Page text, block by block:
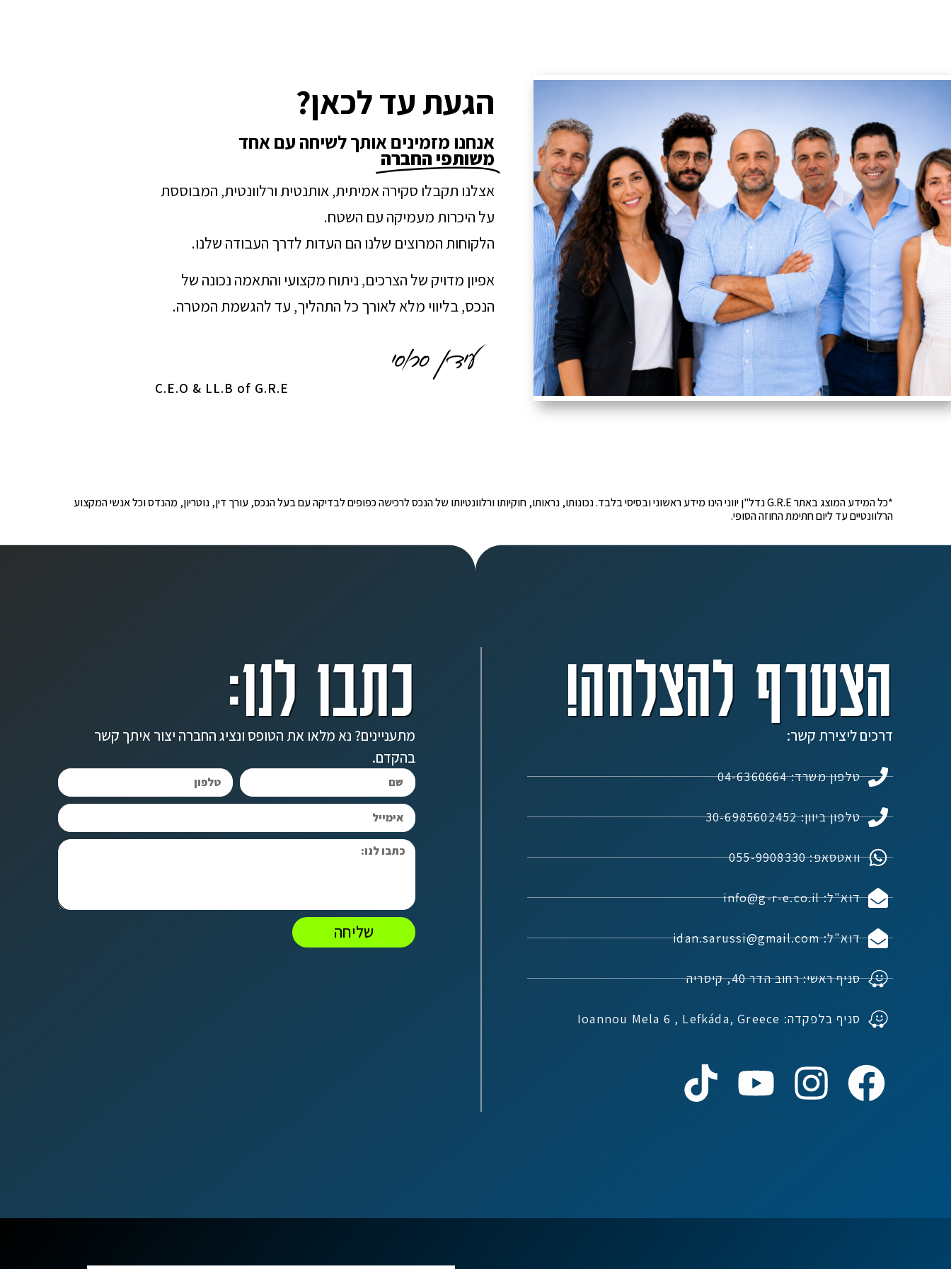
הגעת עד לכאן?
אנחנו מזמינים אותך לשיחה עם אחד
משותפי החברה
אצלנו תקבלו סקירה אמיתית, אותנטית ורלוונטית, המבוססת
על היכרות מעמיקה עם השטח.
הלקוחות המרוצים שלנו הם העדות לדרך העבודה שלנו.
אפיון מדויק של הצרכים, ניתוח מקצועי והתאמה נכונה של
הנכס, בליווי מלא לאורך כל התהליך, עד להגשמת המטרה.
C.E.O & LL.B of G.R.E
*כל המידע המוצג באתר G.R.E נדל"ן יווני הינו מידע ראשוני ובסיסי בלבד. נכונותו, נראותו, חוקיותו ורלוונטיותו של הנכס לרכישה כפופים לבדיקה עם בעל הנכס, עורך דין, נוטריון, מהנדס וכל אנשי המקצוע
הרלוונטיים עד ליום חתימת החוזה הסופי.
הצטרף להצלחה!
דרכים ליצירת קשר:
טלפון משרד: 04-6360664
טלפון ביוון: 30-6985602452
וואטסאפ: 055-9908330
דוא"ל: info@g-r-e.co.il
דוא"ל: idan.sarussi@gmail.com
סניף ראשי: רחוב הדר 40, קיסריה
סניף בלפקדה: Ioannou Mela 6 , Lefkáda, Greece
כתבו לנו:
מתעניינים? נא מלאו את הטופס ונציג החברה יצור איתך קשר
בהקדם.
שליחה